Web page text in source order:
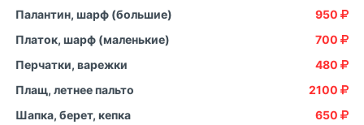
Палантин, шарф (большие)
950
Платок, шарф (маленькие)
700
Перчатки, варежки
480
Плащ, летнее пальто
2100
Шапка, берет, кепка
650